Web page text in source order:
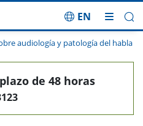
EN
audiología y patología del habla
de 48 horas